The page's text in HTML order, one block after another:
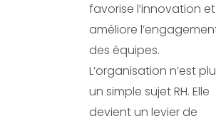
favorise l’innovation et
améliore
des équipes.
L’organisation n’est
un simple sujet RH. Elle
devient un levier de